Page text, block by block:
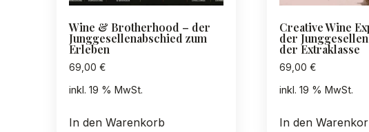
Wine & Brotherhood – der
Junggesellenabschied zum
Erleben
69,00 €
inkl. 19 % MwSt.
In den Warenkorb
Creative Wine
der
der Extraklasse
69,00€
inkl. 19 % MwSt.
In den